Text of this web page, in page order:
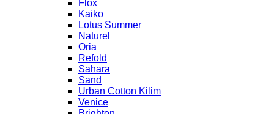
Flox
Kaiko
Lotus Summer
Naturel
Oria
Refold
Sahara
Sand
Urban Cotton Kilim
Venice